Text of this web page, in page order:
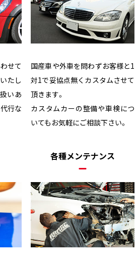
せて
たし
いあ
行な
国産車や外車を問わずお客様と1
対1で妥協点無くカスタムさせて
頂きます。
カスタムカーの整備や車検につ
いてもお気軽にご相談下さい。
各種メンテナンス